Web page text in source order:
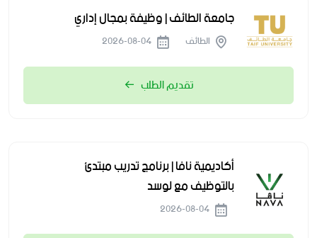
جامعة الطائف | وظيفة بمجال إداري
الطائف
تقديم الطلب
أكاديمية نافا | برنامج تدريب مبتدئ
بالتوظيف مع لوسد